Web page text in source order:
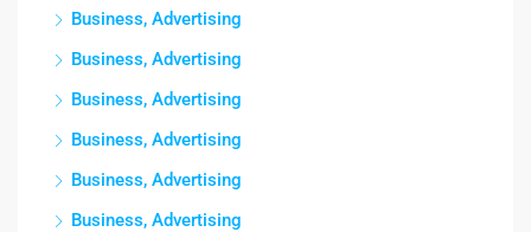
Business, Advertising
Business, Advertising
Business, Advertising
Business, Advertising
Business, Advertising
Business, Advertising